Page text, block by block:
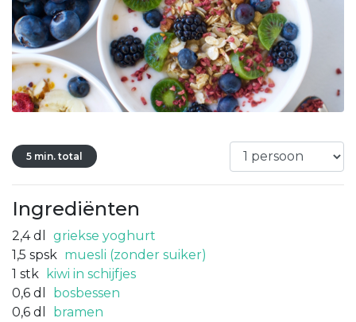
5 min. total
Ingrediënten
2,4 dl
griekse yoghurt
1,5 spsk muesli (zonder suiker)
1 stk
kiwi in schijfjes
0,6 dl
bosbessen
0,6 dl
bramen